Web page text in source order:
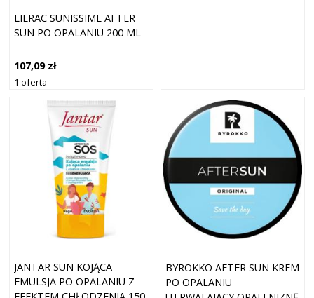
LIERAC SUNISSIME AFTER
SUN PO OPALANIU 200 ML
107,09 zł
1 oferta
JANTAR SUN KOJĄCA
EMULSJA PO OPALANIU Z
BYROKKO AFTER SUN KREM
PO OPALANIU